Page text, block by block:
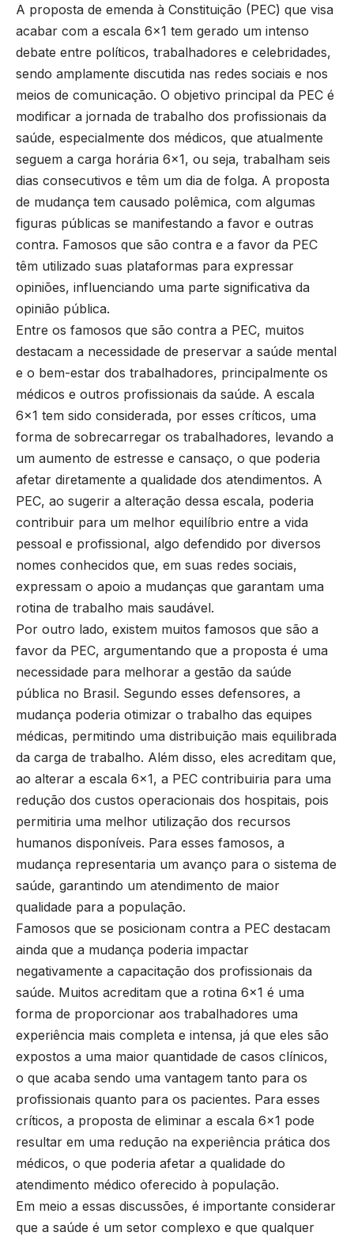
A proposta de emenda à Constituição (PEC) que visa
acabar com a escala 6×1 tem gerado um intenso
debate entre políticos, trabalhadores e celebridades,
sendo amplamente discutida nas redes sociais e nos
meios de comunicação. O objetivo principal da PEC é
modificar a jornada de trabalho dos profissionais da
saúde, especialmente dos médicos, que atualmente
seguem a carga horária 6×1, ou seja, trabalham seis
dias consecutivos e têm um dia de folga. A proposta
de mudança tem causado polêmica, com algumas
figuras públicas se manifestando a favor e outras
contra. Famosos que são contra e a favor da PEC
têm utilizado suas plataformas para expressar
opiniões, influenciando uma parte significativa da
opinião pública.
Entre os famosos que são contra a PEC, muitos
destacam a necessidade de preservar a saúde mental
e o bem-estar dos trabalhadores, principalmente os
médicos e outros profissionais da saúde. A escala
6×1 tem sido considerada, por esses críticos, uma
forma de sobrecarregar os trabalhadores, levando a
um aumento de estresse e cansaço, o que poderia
afetar diretamente a qualidade dos atendimentos. A
PEC, ao sugerir a alteração dessa escala, poderia
contribuir para um melhor equilíbrio entre a vida
pessoal e profissional, algo defendido por diversos
nomes conhecidos que, em suas redes sociais,
expressam o apoio a mudanças que garantam uma
rotina de trabalho mais saudável.
Por outro lado, existem muitos famosos que são a
favor da PEC, argumentando que a proposta é uma
necessidade para melhorar a gestão da saúde
pública no Brasil. Segundo esses defensores, a
mudança poderia otimizar o trabalho das equipes
médicas, permitindo uma distribuição mais equilibrada
da carga de trabalho. Além disso, eles acreditam que,
ao alterar a escala 6×1, a PEC contribuiria para uma
redução dos custos operacionais dos hospitais, pois
permitiria uma melhor utilização dos recursos
humanos disponíveis. Para esses famosos, a
mudança representaria um avanço para o sistema de
saúde, garantindo um atendimento de maior
qualidade para a população.
Famosos que se posicionam contra a PEC destacam
ainda que a mudança poderia impactar
negativamente a capacitação dos profissionais da
saúde. Muitos acreditam que a rotina 6×1 é uma
forma de proporcionar aos trabalhadores uma
experiência mais completa e intensa, já que eles são
expostos a uma maior quantidade de casos clínicos,
o que acaba sendo uma vantagem tanto para os
profissionais quanto para os pacientes. Para esses
críticos, a proposta de eliminar a escala 6×1 pode
resultar em uma redução na experiência prática dos
médicos, o que poderia afetar a qualidade do
atendimento médico oferecido à população.
Em meio a essas discussões, é importante considerar
que a saúde é um setor complexo e que qualquer